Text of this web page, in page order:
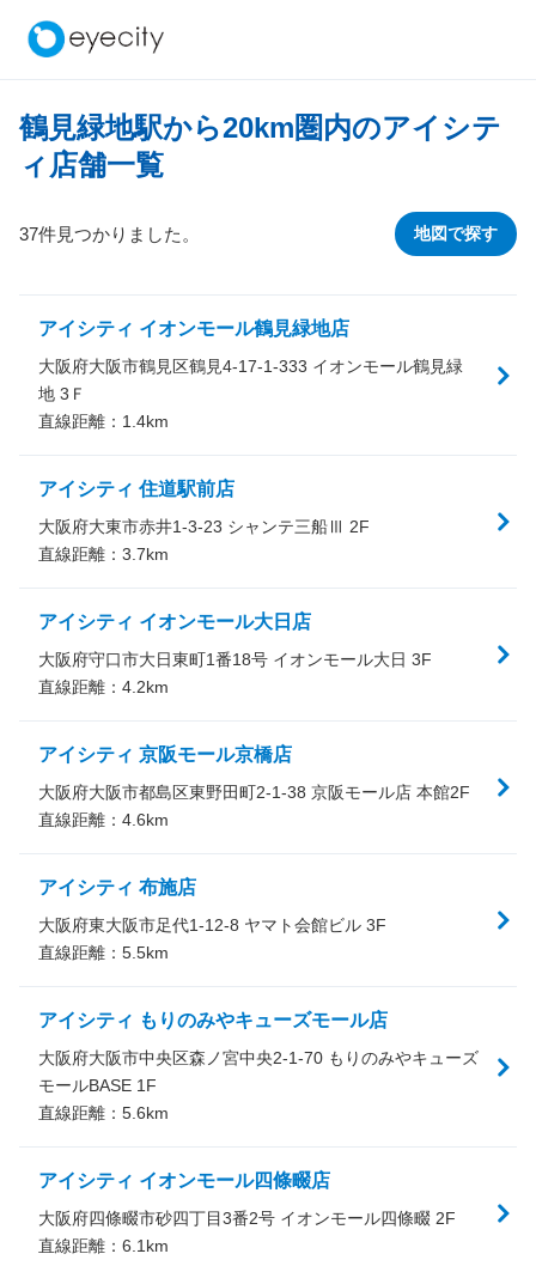
鶴見緑地駅から20km圏内のアイシテ
ィ店舗一覧
地図で探す
37件見つかりました。
アイシティ イオンモール鶴見緑地店
大阪府大阪市鶴見区鶴見4-17-1-333 イオンモール鶴見緑
地 3Ｆ
直線距離： 1.4km
アイシティ 住道駅前店
大阪府大東市赤井1-3-23 シャンテ三船Ⅲ 2F
直線距離： 3.7km
アイシティ イオンモール大日店
大阪府守口市大日東町1番18号 イオンモール大日 3F
直線距離： 4.2km
アイシティ 京阪モール京橋店
大阪府大阪市都島区東野田町2-1-38 京阪モール店 本館2F
直線距離： 4.6km
アイシティ 布施店
大阪府東大阪市足代1-12-8 ヤマト会館ビル 3F
直線距離： 5.5km
アイシティ もりのみやキューズモール店
大阪府大阪市中央区森ノ宮中央2-1-70 もりのみやキューズ
モールBASE 1F
直線距離： 5.6km
アイシティ イオンモール四條畷店
大阪府四條畷市砂四丁目3番2号 イオンモール四條畷 2F
直線距離： 6.1 km